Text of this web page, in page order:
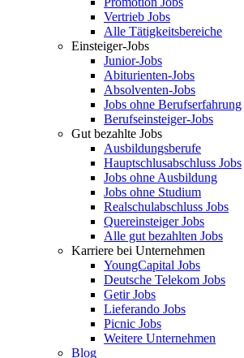
Vertrieb Jobs
Alle Tätigkeitsbereiche
Einsteiger-Jobs
Junior-Jobs
Abiturienten-Jobs
Absolventen-Jobs
Jobs ohne Berufserfahrung
Berufseinsteiger-Jobs
Gut bezahlte Jobs
Ausbildungsberufe
Hauptschlusabschluss Jobs
Jobs ohne Ausbildung
Jobs ohne Studium
Realschulabschluss Jobs
Quereinsteiger Jobs
Alle gut bezahlten Jobs
Karriere bei Unternehmen
YoungCapital Jobs
Deutsche Telekom Jobs
Getir Jobs
Lieferando Jobs
Picnic Jobs
Weitere Unternehmen
Blog